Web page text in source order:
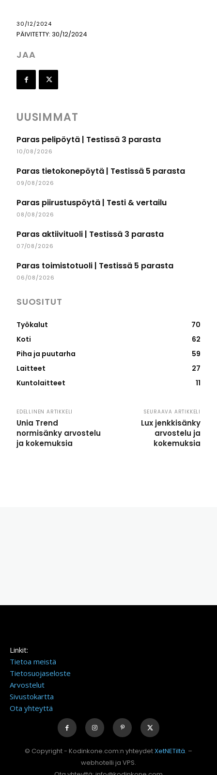
30/12/2024
PÄIVITETTY: 30/12/2024
JAA
UUSIMMAT
Paras pelipöytä | Testissä 3 parasta
10/08/2026
Paras tietokonepöytä | Testissä 5 parasta
09/08/2026
Paras piirustuspöytä | Testi & vertailu
08/08/2026
Paras aktiivituoli | Testissä 3 parasta
07/08/2026
Paras toimistotuoli | Testissä 5 parasta
06/08/2026
SUOSITUT
Työkalut
70
Koti
62
Piha ja puutarha
59
Laitteet
27
Kuntolaitteet
11
EDELLINEN ARTIKKELI
Unia Trend
normisänky arvostelu
ja kokemuksia
SEURAAVA ARTIKKELI
Lux jenkkisänky
arvostelu ja
kokemuksia
Linkit:
Tietoa meistä
Tietosuojaseloste
Arvostelut
Sivustokartta
Ota yhteyttä
© Copyright - Kodinkone.com:n yhteydetXetNETiltä. –
webhotelli ja VPS.